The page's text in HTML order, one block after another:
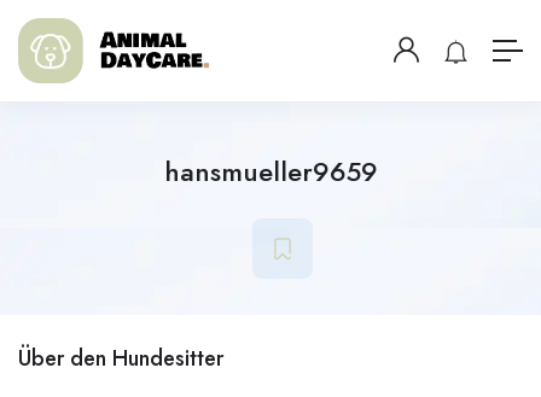
hansmueller9659
Über den Hundesitter